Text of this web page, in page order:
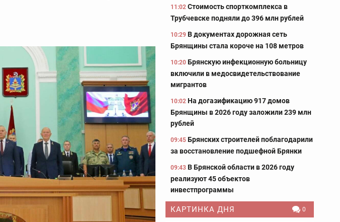
11:02 Стоимость спорткомплекса в
Трубчевске подняли до 396 млн рублей
10:29 В документах дорожная сеть
Брянщины стала короче на 108 метров
10:20 Брянскую инфекционную больницу
включили в медосвидетельствование
мигрантов
10:02 На догазификацию 917 домов
Брянщины в 2026 году заложили 239 млн
рублей
09:45 Брянских строителей поблагодарили
за восстановление подшефной Брянки
09:43 В Брянской области в 2026 году
реализуют 45 объектов
инвестпрограммы
КАРТИНКА ДНЯ 0